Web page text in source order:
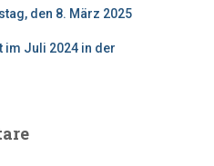
den 8. März 2025
im Juli 2024 in der